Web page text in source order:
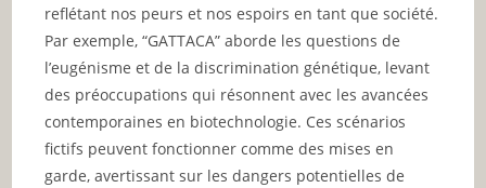
reflétant nos peurs et nos espoirs en tant que société.
Par exemple, “GATTACA” aborde les questions de
l’eugénisme et de la discrimination génétique, levant
des préoccupations qui résonnent avec les avancées
contemporaines en biotechnologie. Ces scénarios
fictifs peuvent fonctionner comme des mises en
garde, avertissant sur les dangers potentielles de